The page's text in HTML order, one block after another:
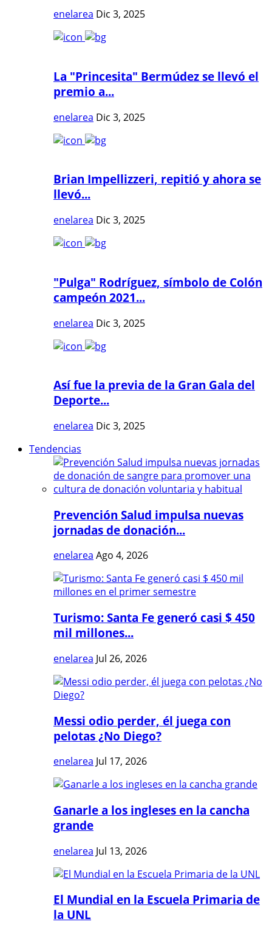
enelarea Dic 3, 2025
La "Princesita" Bermúdez se llevó el
premio a...
enelarea Dic 3, 2025
Brian Impellizzeri, repitió y ahora se
llevó...
enelarea Dic 3, 2025
"Pulga" Rodríguez, símbolo de Colón
campeón 2021...
enelarea Dic 3, 2025
Así fue la previa de la Gran Gala del
Deporte...
enelarea Dic 3, 2025
Tendencias
Prevención Salud impulsa nuevas
jornadas de donación...
enelarea Ago 4, 2026
Turismo: Santa Fe generó casi $ 450
mil millones...
enelarea Jul 26, 2026
Messi odio perder, él juega con
pelotas ¿No Diego?
enelarea Jul 17, 2026
Ganarle a los ingleses en la cancha
grande
enelarea Jul 13, 2026
El Mundial en la Escuela Primaria de
la UNL